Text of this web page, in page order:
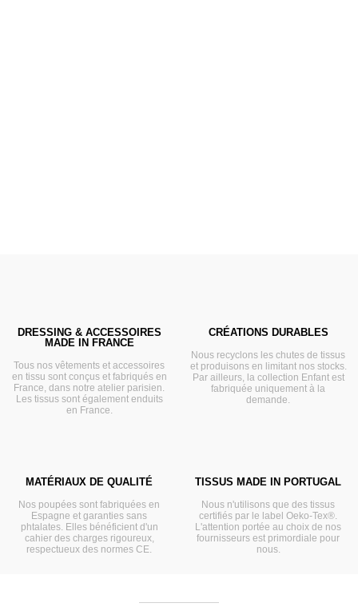
DRESSING & ACCESSOIRES
MADE IN FRANCE
Tous nos vêtements et accessoires
en tissu sont conçus et fabriqués en
France, dans notre atelier parisien.
Les tissus sont également enduits
en France.
CRÉATIONS DURABLES
Nous recyclons les chutes de tissus
et produisons en limitant nos stocks.
Par ailleurs, la collection Enfant est
fabriquée uniquement à la
demande.
MATÉRIAUX DE QUALITÉ
Nos poupées sont fabriquées en
Espagne et garanties sans
phtalates. Elles bénéficient d'un
cahier des charges rigoureux,
respectueux des normes CE.
TISSUS MADE IN PORTUGAL
Nous n'utilisons que des tissus
certifiés par le label Oeko-Tex®.
L'attention portée au choix de nos
fournisseurs est primordiale pour
nous.